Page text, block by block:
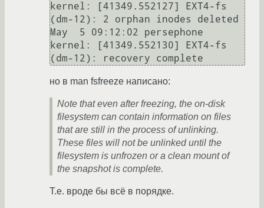
kernel: [41349.552127] EXT4-fs
(dm-12): 2 orphan inodes deleted
May  5 09:12:02 persephone
kernel: [41349.552130] EXT4-fs
но в man fsfreeze написано:
Note that even after freezing, the on-disk
filesystem can contain information on files
that are still in the process of unlinking.
These files will not be unlinked until the
filesystem is unfrozen or a clean mount of
the snapshot is complete.
Т.е. вроде бы всё в порядке.